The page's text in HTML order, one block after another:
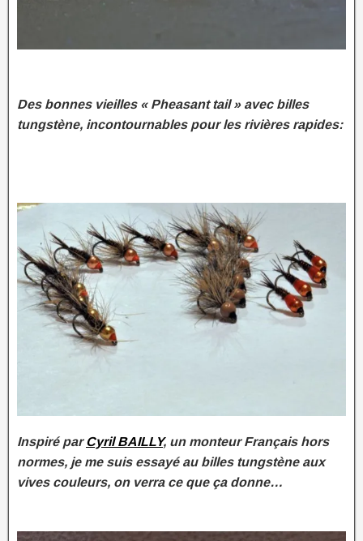
Des bonnes vieilles « Pheasant tail » avec billes
tungstène, incontournables pour les rivières rapides:
Inspiré parCyril BAILLY, un monteur Français hors
normes, je me suis essayé au billes tungstène aux
vives couleurs, on verra ce que ça donne…